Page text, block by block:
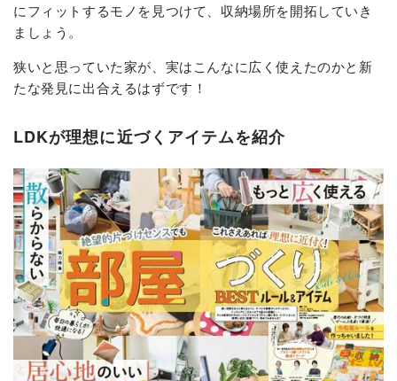
にフィットするモノを見つけて、収納場所を開拓していき
ましょう。
狭いと思っていた家が、実はこんなに広く使えたのかと新
たな発見に出合えるはずです！
LDKが理想に近づくアイテムを紹介